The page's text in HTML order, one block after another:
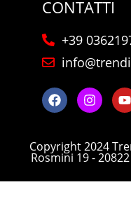
CONTATTI
+39
Copyright 2024
Rosmini 19 -